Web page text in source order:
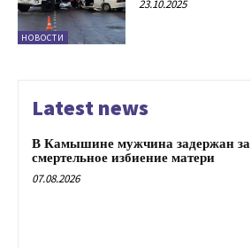
НОВОСТИ
23.10.2025
Latest news
В Камышине мужчина задержан за
смертельное избиение матери
07.08.2026